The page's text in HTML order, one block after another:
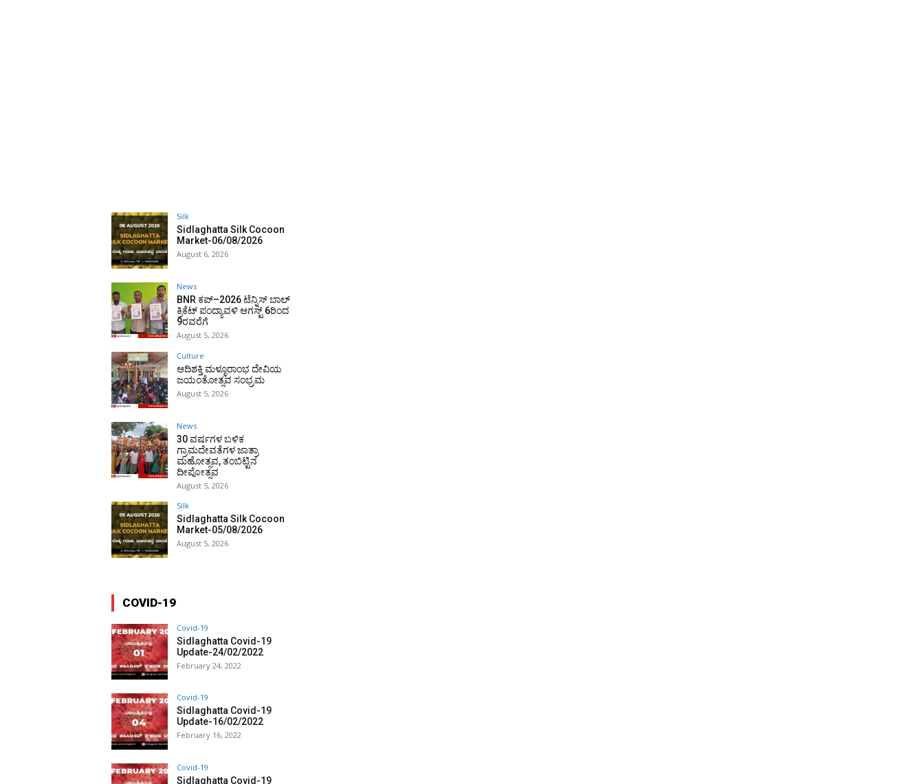
Silk
Sidlaghatta Silk Cocoon
Market-06/08/2026
August 6, 2026
News
BNR ಕಪ್–2026 ಟೆನ್ನಿಸ್ ಬಾಲ್
ಕ್ರಿಕೆಟ್ ಪಂದ್ಯಾವಳಿ ಆಗಸ್ಟ್ 6ರಿಂದ
9ರವರೆಗೆ
August 5, 2026
Culture
ಆದಿಶಕ್ತಿ ಮಳ್ಳೂರಾಂಭ ದೇವಿಯ
ಜಯಂತೋತ್ಸವ ಸಂಭ್ರಮ
August 5, 2026
News
30 ವರ್ಷಗಳ ಬಳಿಕ
ಗ್ರಾಮದೇವತೆಗಳ ಜಾತ್ರಾ
ಮಹೋತ್ಸವ, ತಂಬಿಟ್ಟಿನ
ದೀಪೋತ್ಸವ
August 5, 2026
Silk
Sidlaghatta Silk Cocoon
Market-05/08/2026
August 5, 2026
COVID-19
Covid-19
Sidlaghatta Covid-19
Update-24/02/2022
February 24, 2022
Covid-19
Sidlaghatta Covid-19
Update-16/02/2022
February 16, 2022
Covid-19
Sidlaghatta Covid-19